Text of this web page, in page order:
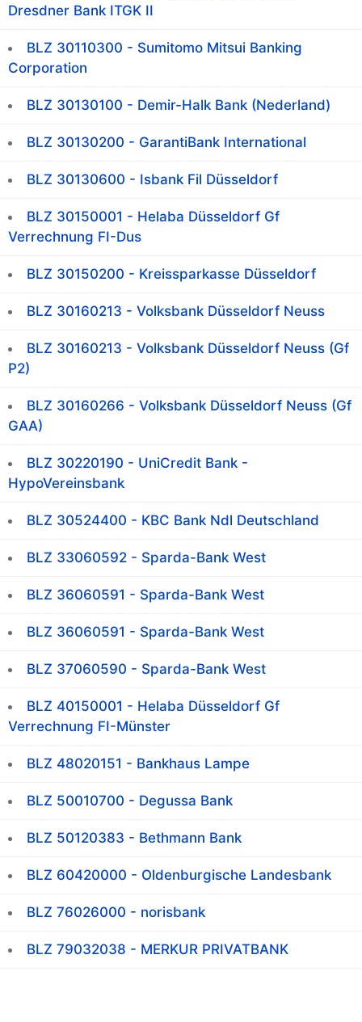
Dresdner Bank ITGK II
BLZ 30110300 - Sumitomo Mitsui Banking
Corporation
BLZ 30130100 - Demir-Halk Bank (Nederland)
BLZ 30130200 - GarantiBank International
BLZ 30130600 - Isbank Fil Düsseldorf
BLZ 30150001 - Helaba Düsseldorf Gf
Verrechnung FI-Dus
BLZ 30150200 - Kreissparkasse Düsseldorf
BLZ 30160213 - Volksbank Düsseldorf Neuss
BLZ 30160213 - Volksbank Düsseldorf Neuss (Gf
P2)
BLZ 30160266 - Volksbank Düsseldorf Neuss (Gf
GAA)
BLZ 30220190 - UniCredit Bank -
HypoVereinsbank
BLZ 30524400 - KBC Bank Ndl Deutschland
BLZ 33060592 - Sparda-Bank West
BLZ 36060591 - Sparda-Bank West
BLZ 36060591 - Sparda-Bank West
BLZ 37060590 - Sparda-Bank West
BLZ 40150001 - Helaba Düsseldorf Gf
Verrechnung FI-Münster
BLZ 48020151 - Bankhaus Lampe
BLZ 50010700 - Degussa Bank
BLZ 50120383 - Bethmann Bank
BLZ 60420000 - Oldenburgische Landesbank
BLZ 76026000 - norisbank
BLZ 79032038 - MERKUR PRIVATBANK